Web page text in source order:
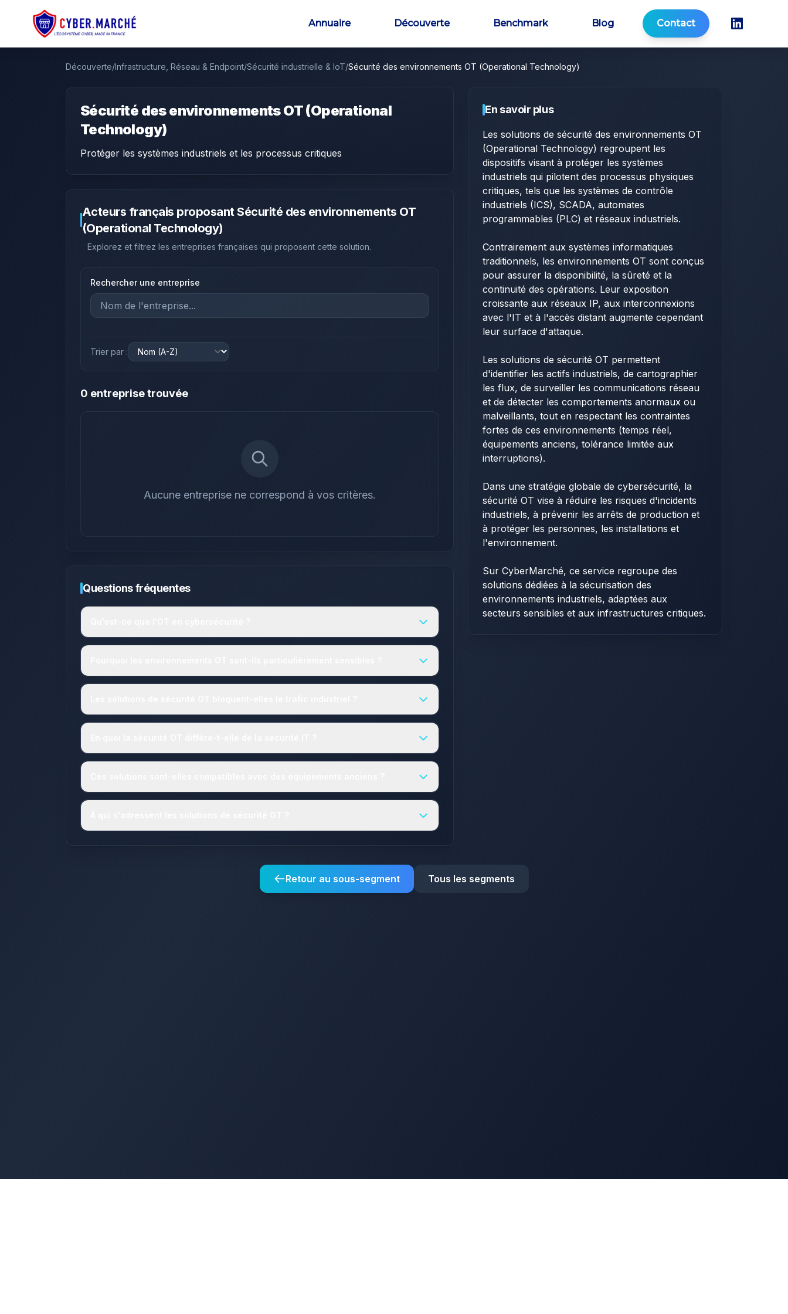
Annuaire Découverte Benchmark Blog Contact
Découverte/Infrastructure, Réseau & Endpoint/Sécurité industrielle & IoT/Sécurité des environnements OT (Operational Technology)
Sécurité des environnements OT (Operational
Technology)
Protéger les systèmes industriels et les processus critiques
Acteurs français proposantSécurité des environnements OT
(Operational Technology)
Explorez et filtrez les entreprises françaises qui proposent cette solution.
Rechercher une entreprise
Trier par :
0 entreprisetrouvée
Aucune entreprise ne correspond à vos critères.
Questions fréquentes
En savoir plus
Les solutions de sécurité des environnements OT
(Operational Technology) regroupent les
dispositifs visant à protéger les systèmes
industriels qui pilotent des processus physiques
critiques, tels que les systèmes de contrôle
industriels (ICS), SCADA, automates
programmables (PLC) et réseaux industriels.
Contrairement aux systèmes informatiques
traditionnels, les environnements OT sont conçus
pour assurer la disponibilité, la sûreté et la
continuité des opérations. Leur exposition
croissante aux réseaux IP, aux interconnexions
avec l'IT et à l'accès distant augmente cependant
leur surface d'attaque.
Les solutions de sécurité OT permettent
d'identifier les actifs industriels, de cartographier
les flux, de surveiller les communications réseau
et de détecter les comportements anormaux ou
malveillants, tout en respectant les contraintes
fortes de ces environnements (temps réel,
équipements anciens, tolérance limitée aux
interruptions).
Dans une stratégie globale de cybersécurité, la
sécurité OT vise à réduire les risques d'incidents
industriels, à prévenir les arrêts de production et
à protéger les personnes, les installations et
l'environnement.
Sur CyberMarché, ce service regroupe des
solutions dédiées à la sécurisation des
environnements industriels, adaptées aux
secteurs sensibles et aux infrastructures critiques.
Retour au sous-segment Tous les segments